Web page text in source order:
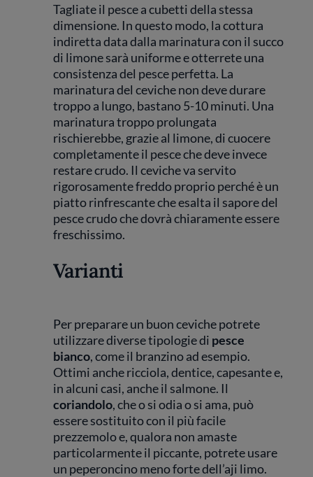
Tagliate il pesce a cubetti della stessa
dimensione. In questo modo, la cottura
indiretta data dalla marinatura con il succo
di limone sarà uniforme e otterrete una
consistenza del pesce perfetta. La
marinatura del ceviche non deve durare
troppo a lungo, bastano 5-10 minuti. Una
marinatura troppo prolungata
rischierebbe, grazie al limone, di cuocere
completamente il pesce che deve invece
restare crudo. Il ceviche va servito
rigorosamente freddo proprio perché è un
piatto rinfrescante che esalta il sapore del
pesce crudo che dovrà chiaramente essere
freschissimo.
Varianti
Per preparare un buon ceviche potrete
utilizzare diverse tipologie di pesce
bianco, come il branzino ad esempio.
Ottimi anche ricciola, dentice, capesante e,
in alcuni casi, anche il salmone. Il
coriandolo, che o si odia o si ama, può
essere sostituito con il più facile
prezzemolo e, qualora non amaste
particolarmente il piccante, potrete usare
un peperoncino meno forte dell’aji limo.